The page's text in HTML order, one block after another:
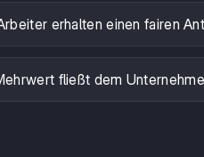
erhalten einen fairen
fließt dem